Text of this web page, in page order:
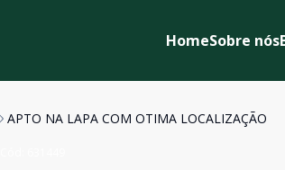
HomeSobre nós
APTO NA LAPA COM OTIMA LOCALIZAÇÃO